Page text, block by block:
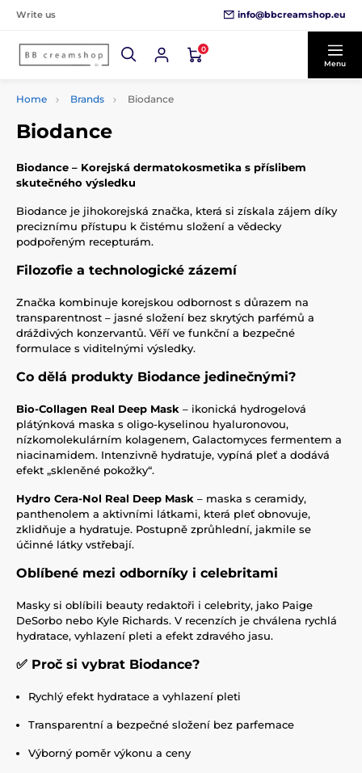
Write us info@bbcreamshop.eu
0
Menu
Home Brands Biodance
Biodance
Biodance – Korejská dermatokosmetika s příslibem
skutečného výsledku
Biodance je jihokorejská značka, která si získala zájem díky
preciznímu přístupu k čistému složení a vědecky
podpořeným recepturám.
Filozofie a technologické zázemí
Značka kombinuje korejskou odbornost s důrazem na
transparentnost – jasné složení bez skrytých parfémů a
dráždivých konzervantů. Věří ve funkční a bezpečné
formulace s viditelnými výsledky.
Co dělá produkty Biodance jedinečnými?
Bio‑Collagen Real Deep Mask – ikonická hydrogelová
plátýnková maska s oligo‑kyselinou hyaluronovou,
nízkomolekulárním kolagenem, Galactomyces fermentem a
niacinamidem. Intenzivně hydratuje, vypíná pleť a dodává
efekt „skleněné pokožky“.
Hydro Cera‑Nol Real Deep Mask – maska s ceramidy,
panthenolem a aktivními látkami, která pleť obnovuje,
zklidňuje a hydratuje. Postupně zprůhlední, jakmile se
účinné látky vstřebají.
Oblíbené mezi odborníky i celebritami
Masky si oblíbili beauty redaktoři i celebrity, jako Paige
DeSorbo nebo Kyle Richards. V recenzích je chválena rychlá
hydratace, vyhlazení pleti a efekt zdravého jasu.
✅ Proč si vybrat Biodance?
Rychlý efekt hydratace a vyhlazení pleti
Transparentní a bezpečné složení bez parfemace
Výborný poměr výkonu a ceny